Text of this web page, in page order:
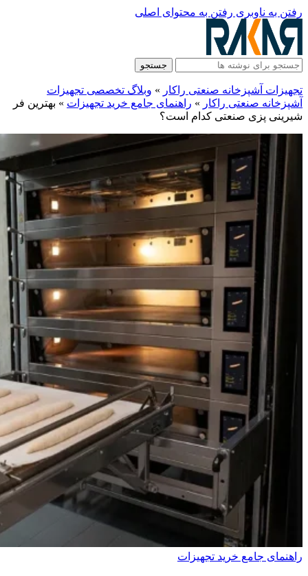
رفتن به ناوبری رفتن به محتوای اصلی
جستجو
تجهیزات آشپزخانه صنعتی راکار » وبلاگ تخصصی تجهیزات
آشپزخانه صنعتی راکار » راهنمای جامع خرید تجهیزات » بهترین فر
شیرینی پزی صنعتی کدام است؟
راهنمای جامع خرید تجهیزات